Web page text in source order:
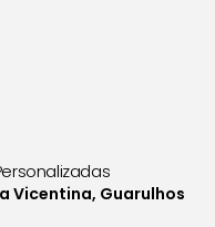
Vicentina, Guarulhos